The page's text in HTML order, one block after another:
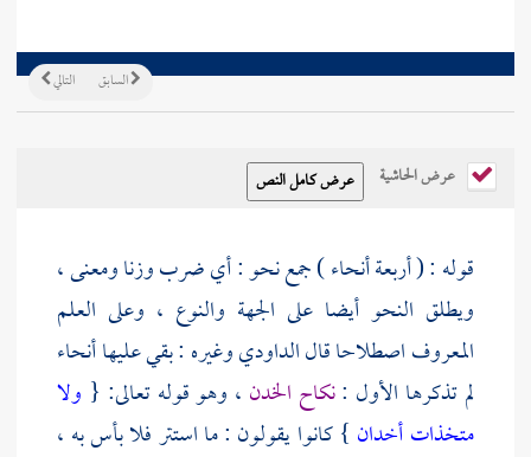
التالي السابق
عرض الحاشية
قوله : ( أربعة أنحاء ) جمع نحو : أي ضرب وزنا ومعنى ،
ويطلق النحو أيضا على الجهة والنوع ، وعلى العلم
المعروف اصطلاحا قالالداوديوغيره : بقي عليها أنحاء
لم تذكرها الأول :نكاح الخدن ، وهو قوله تعالى: { ولا
متخذات أخدان } كانوا يقولون : ما استتر فلا بأس به ،